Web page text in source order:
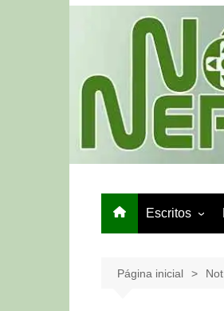
Escritos
Papo de Bar
Página inicial